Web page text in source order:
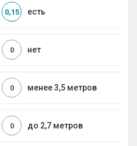
есть
0,15
нет
0
менее 3,5 метров
0
до 2,7 метров
0